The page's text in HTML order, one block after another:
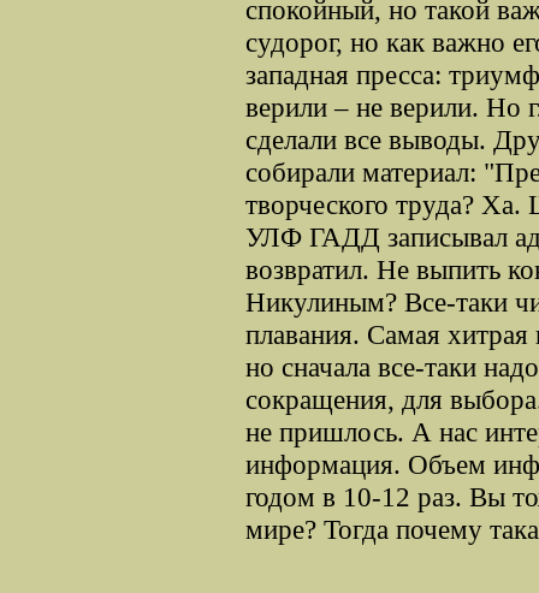
спокойный, но такой
судорог, но как важно
западная пресса:
верили – не верили. Но
сделали все выводы.
собирали материал:
творческого труда?
УЛФ ГАДД записывал
возвратил. Не выпить
Никулиным? Все-таки
плавания. Самая хитрая
но сначала все-таки
сокращения, для
не пришлось. А нас
информация. Объем
годом в 10-12 раз. Вы
мире? Тогда почему